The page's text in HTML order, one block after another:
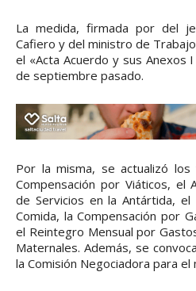
La medida, firmada por del
Cafiero y del ministro de
el «Acta Acuerdo y sus Anexos
de septiembre pasado.
Por la misma, se actualizó
Compensación por Viáticos, el
de Servicios en la Antártida,
Comida, la Compensación por
el Reintegro Mensual por
Maternales. Además, se
la Comisión Negociadora para